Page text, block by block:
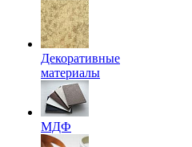
Декоративные
материалы
МДФ